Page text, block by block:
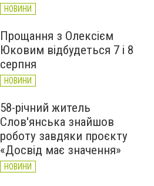
НОВИНИ
Прощання з Олексієм
Юковим відбудеться 7 і 8
серпня
НОВИНИ
58-річний житель
Слов'янська знайшов
роботу завдяки проєкту
«Досвід має значення»
НОВИНИ